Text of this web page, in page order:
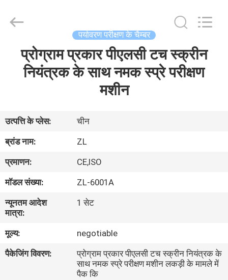
वीडियो
बारे
में
कारखाना
भ्रमण
Technology
Reserved.
पर्यावरण परीक्षण के चैम्बर
प्रोग्राम प्रकार पीएलसी टच स्क्रीन
नियंत्रक के साथ नमक स्प्रे परीक्षण
मशीन
उत्पत्ति के प्लेस:
चीन
ब्रांड नाम:
ZL
प्रमाणन:
CE,ISO
मॉडल संख्या:
ZL-6001A
न्यूनतम आदेश
मात्रा:
1 सेट
मूल्य:
negotiable
पैकेजिंग विवरण:
प्रोग्राम प्रकार पीएलसी टच स्क्रीन नियंत्रक के
साथ नमक स्प्रे परीक्षण मशीन लकड़ी के मामले में
पैक कि